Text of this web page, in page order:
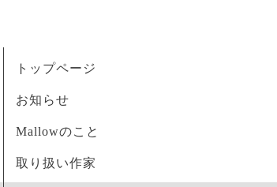
トップページ
お知らせ
Mallowのこと
取り扱い作家